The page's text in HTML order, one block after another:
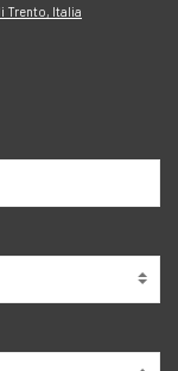
Trento, Italia